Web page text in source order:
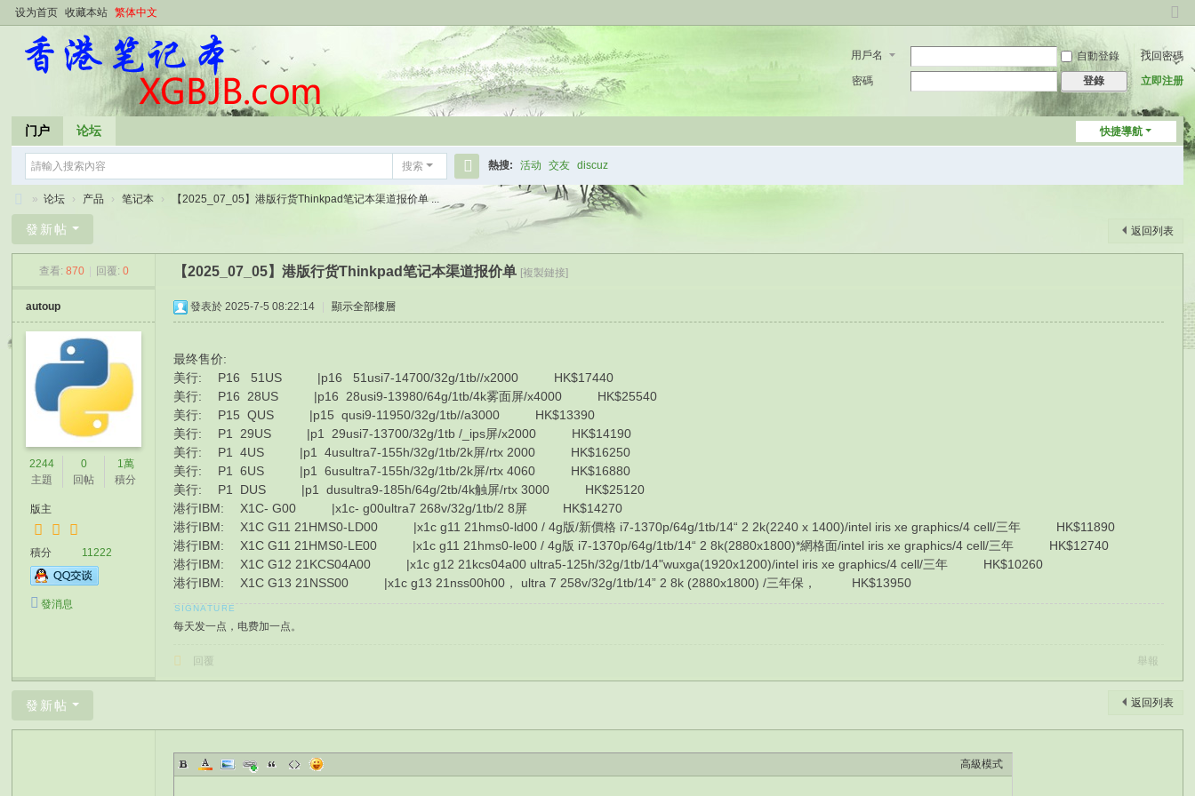
设为首页 收藏本站 繁体中文
切
到
窄
用戶名 自動登錄
找回密碼
密碼
登錄 立即注册
快捷導航
门户 论坛
搜索
索
熱搜: 活动 交友 discuz
香
港
记
本
» 论坛 › 产品 › 笔记本 › 【2025_07_05】港版行货Thinkpad笔记本渠道报价单 ...
返回列表
發新帖
查看: 870 回覆: 0 【2025_07_05】港版行货Thinkpad笔记本渠道报价单 [複製鏈接]
autoup
2244
主題
0
回帖
1萬
積分
版主
積分 11222
發消息
發表於 2025-7-5 08:22:14 顯示全部樓層
最终售价:
美行: P16 51US |p16 51usi7-14700/32g/1tb//x2000 HK$17440
美行: P16 28US |p16 28usi9-13980/64g/1tb/4k雾面屏/x4000 HK$25540
美行: P15 QUS |p15 qusi9-11950/32g/1tb//a3000 HK$13390
美行: P1 29US |p1 29usi7-13700/32g/1tb /_ips屏/x2000 HK$14190
美行: P1 4US |p1 4usultra7-155h/32g/1tb/2k屏/rtx 2000 HK$16250
美行: P1 6US |p1 6usultra7-155h/32g/1tb/2k屏/rtx 4060 HK$16880
美行: P1 DUS |p1 dusultra9-185h/64g/2tb/4k触屏/rtx 3000 HK$25120
港行IBM: X1C- G00 |x1c- g00ultra7 268v/32g/1tb/2 8屏 HK$14270
港行IBM: X1C G11 21HMS0-LD00 |x1c g11 21hms0-ld00 / 4g版/新價格 i7-1370p/64g/1tb/14“ 2 2k(2240 x 1400)/intel iris xe graphics/4 cell/三年 HK$11890
港行IBM: X1C G11 21HMS0-LE00 |x1c g11 21hms0-le00 / 4g版 i7-1370p/64g/1tb/14“ 2 8k(2880x1800)*網格面/intel iris xe graphics/4 cell/三年 HK$12740
港行IBM: X1C G12 21KCS04A00 |x1c g12 21kcs04a00 ultra5-125h/32g/1tb/14"wuxga(1920x1200)/intel iris xe graphics/4 cell/三年 HK$10260
港行IBM: X1C G13 21NSS00 |x1c g13 21nss00h00， ultra 7 258v/32g/1tb/14” 2 8k (2880x1800) /三年保， HK$13950
每天发一点，电费加一点。
回覆 舉報
返回列表
發新帖
高級模式